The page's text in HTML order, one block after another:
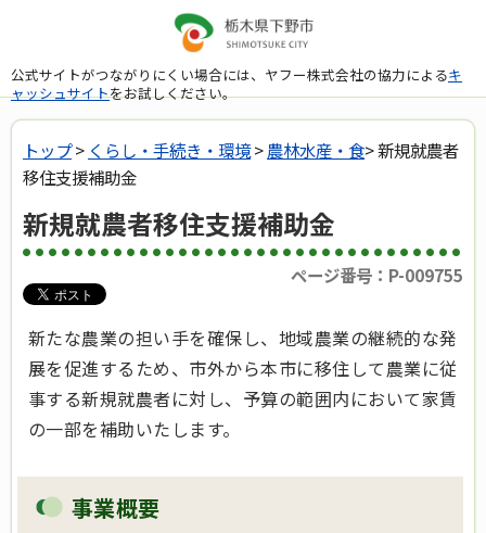
公式サイトがつながりにくい場合には、ヤフー株式会社の協力によるキ
ャッシュサイトをお試しください。
トップ> くらし・手続き・環境>農林水産・食> 新規就農者
移住支援補助金
新規就農者移住支援補助金
ページ番号：P-009755
新たな農業の担い手を確保し、地域農業の継続的な発
展を促進するため、市外から本市に移住して農業に従
事する新規就農者に対し、予算の範囲内において家賃
の一部を補助いたします。
事業概要